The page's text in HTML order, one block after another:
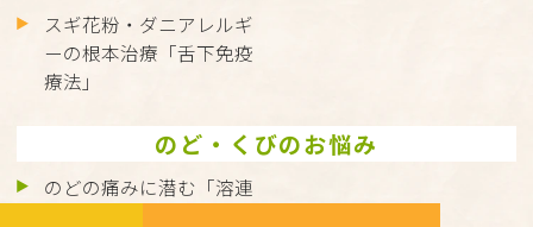
スギ花粉・ダニアレルギ
ーの根本治療「舌下免疫
療法」
のど・くびのお悩み
のどの痛みに潜む「溶連